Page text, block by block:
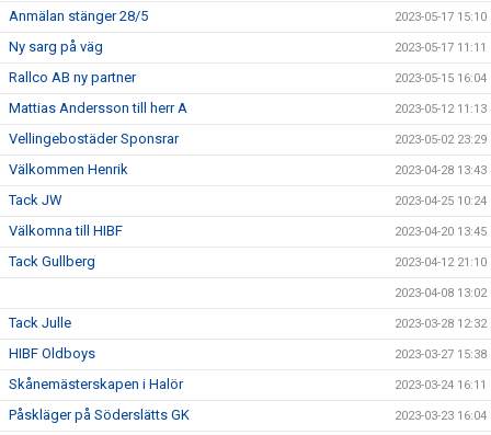
Anmälan stänger 28/5 2023-05-17 15:10
Ny sarg på väg 2023-05-17 11:11
Rallco AB ny partner 2023-05-15 16:04
Mattias Andersson till herr A 2023-05-12 11:13
Vellingebostäder Sponsrar 2023-05-02 23:29
Välkommen Henrik 2023-04-28 13:43
Tack JW 2023-04-25 10:24
Välkomna till HIBF 2023-04-20 13:45
Tack Gullberg 2023-04-12 21:10
2023-04-08 13:02
Tack Julle 2023-03-28 12:32
HIBF Oldboys 2023-03-27 15:38
Skånemästerskapen i Halör 2023-03-24 16:11
Påskläger på Söderslätts GK 2023-03-23 16:04